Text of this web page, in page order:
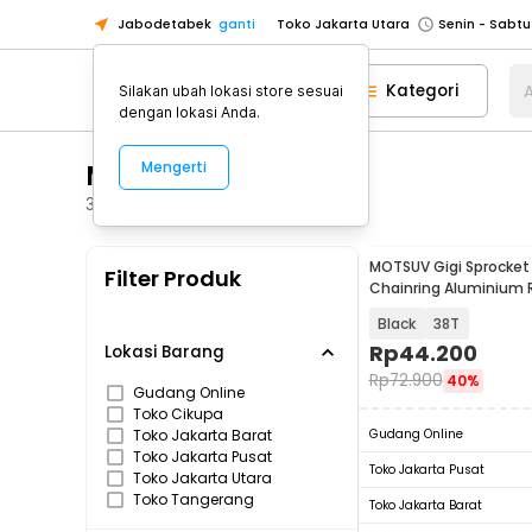
Jabodetabek ganti Toko Jakarta Utara
Toko Tangerang
Toko Cikupa
Pick n Go Jakarta Barat
Senin -
Senin -
Toko Jakarta Barat
Senin -
Toko Tangerang
Senin -
Senin - Jumat
Senin - Jumat
Kategori
MOTSUV
3
Filter Produk
Lokasi Barang
Gudang Online
Toko Cikupa
Toko Jakarta Barat
Toko Jakarta Pusat
Toko Jakarta Utara
Toko Tangerang
MOTSUV Gigi
Chainring Aluminium
Black 38T
Rp44.200
Rp72.900 40%
Gudang Online
Toko Jakarta Pusat
Toko Jakarta Barat
Silakan ubah lokasi store sesuai
dengan lokasi Anda.
Mengerti